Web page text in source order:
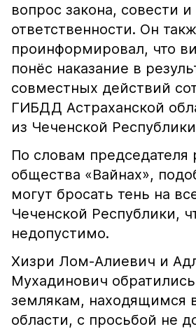
вопрос закона, совести
ответственности. Он
проинформировал, что
понёс наказание в
совместных действий
ГИБДД Астраханской
из Чеченской
По словам председателя
общества «Вайнах»,
могут бросать тень на
Чеченской Республики,
недопустимо.
Хизри Лом-Алиевич и
Мухадинович
землякам, находящимся
области, с просьбой не